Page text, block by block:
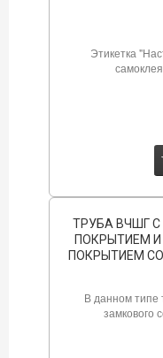
Этикетка
ТРУБА ВЧШГ
ПОКРЫТИЕМ
ПОКРЫТИЕМ
В данном типе
замкового